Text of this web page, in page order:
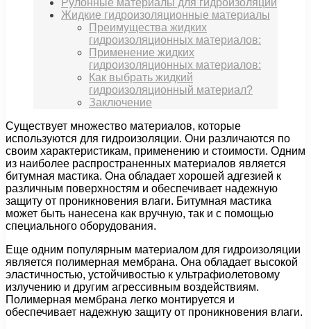
Рулонные материалы для гидроизоляции
Жидкие гидроизоляционные материалы
Преимущества жидких
гидроизоляционных материалов:
Применение жидких
гидроизоляционных материалов:
Как выбрать жидкий
гидроизоляционный материал?
Заключение
Существует множество материалов, которые
используются для гидроизоляции. Они различаются по
своим характеристикам, применению и стоимости. Одним
из наиболее распространенных материалов является
битумная мастика. Она обладает хорошей адгезией к
различным поверхностям и обеспечивает надежную
защиту от проникновения влаги. Битумная мастика
может быть нанесена как вручную, так и с помощью
специального оборудования.
Еще одним популярным материалом для гидроизоляции
является полимерная мембрана. Она обладает высокой
эластичностью, устойчивостью к ультрафиолетовому
излучению и другим агрессивным воздействиям.
Полимерная мембрана легко монтируется и
обеспечивает надежную защиту от проникновения влаги.